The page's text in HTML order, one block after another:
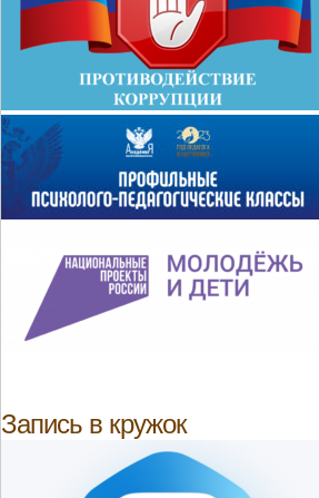
Запись в кружок